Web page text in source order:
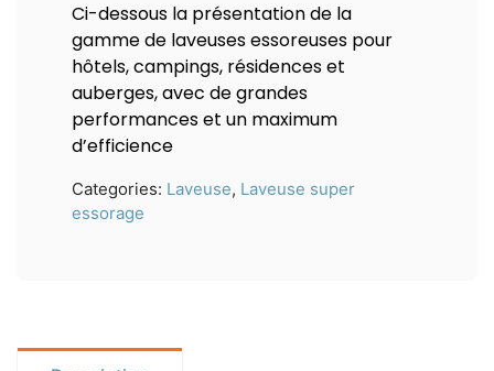
Ci-dessous la présentation de la
gamme de laveuses essoreuses pour
hôtels, campings, résidences et
auberges, avec de grandes
performances et un maximum
d’efficience
Categories: Laveuse, Laveuse super
essorage